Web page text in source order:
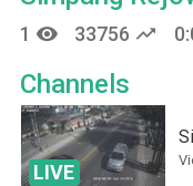
1 remove_red_eye 33756 trending_up
Channels
LIVE